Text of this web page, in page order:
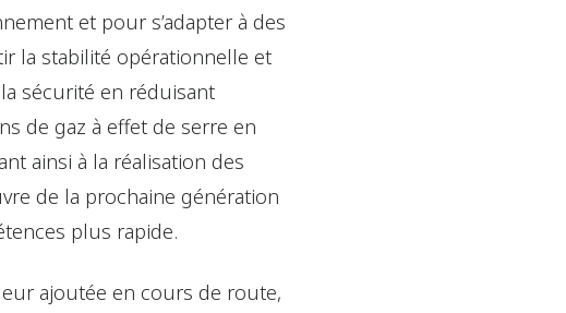
et pour s’adapter à des
la stabilité opérationnelle et
sécurité en réduisant
de gaz à effet de serre en
ainsi à la réalisation des
de la prochaine génération
plus rapide.
ajoutée en cours de route,